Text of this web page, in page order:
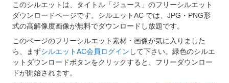
このシルエットは、タイトル「ジュース」のフリーシルエット
ダウンロードページです。シルエットAC では、JPG・PNG形
式の高解像度画像が無料でダウンロードし放題です。
このページのフリーシルエット素材・画像が気に入りました
ら、まずシルエットAC会員ログイン して下さい。緑色のシルエ
ットダウンロードボタンをクリックすると、フリーダウンロー
ドが開始されます。